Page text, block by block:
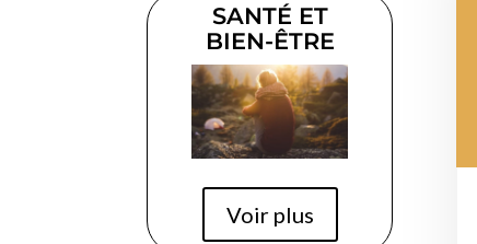
SANTÉ ET
BIEN-ÊTRE
Voir plus